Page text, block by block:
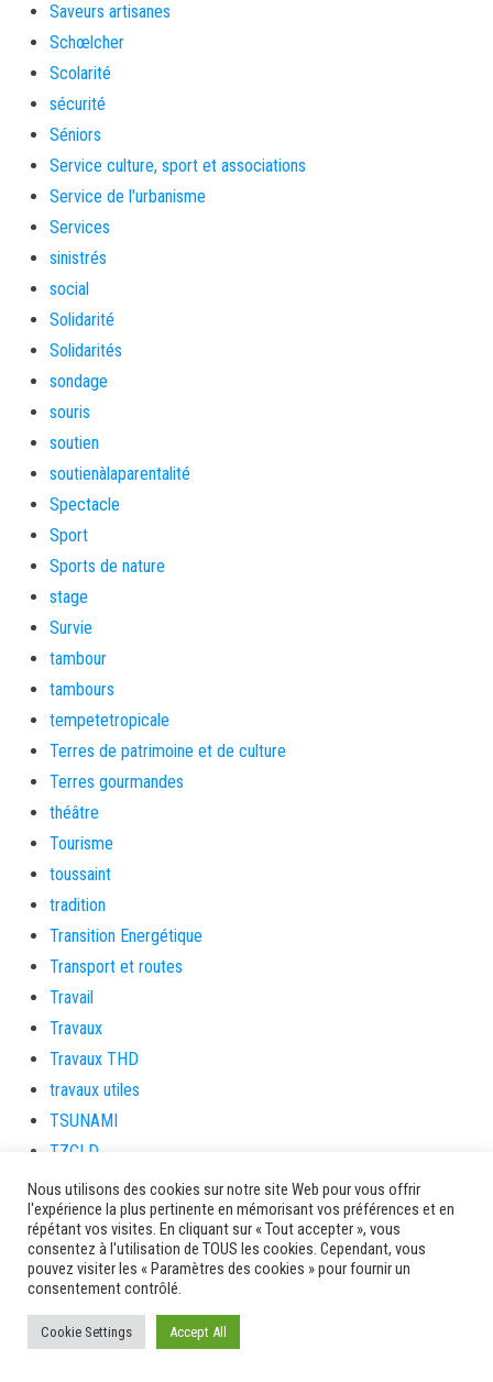
Saveurs artisanes
Schœlcher
Scolarité
sécurité
Séniors
Service culture, sport et associations
Service de l'urbanisme
Services
sinistrés
social
Solidarité
Solidarités
sondage
souris
soutien
soutienàlaparentalité
Spectacle
Sport
Sports de nature
stage
Survie
tambour
tambours
tempetetropicale
Terres de patrimoine et de culture
Terres gourmandes
théâtre
Tourisme
toussaint
tradition
Transition Energétique
Transport et routes
Travail
Travaux
Travaux THD
travaux utiles
TSUNAMI
TZCLD
uncategorized
Venir en Martinique
Video
vidététladjéko
Viechere
Nous utilisons des cookies sur notre site Web pour vous offrir
l'expérience la plus pertinente en mémorisant vos préférences et en
répétant vos visites. En cliquant sur « Tout accepter », vous
consentez à l'utilisation de TOUS les cookies. Cependant, vous
pouvez visiter les « Paramètres des cookies » pour fournir un
consentement contrôlé.
Cookie Settings Accept All